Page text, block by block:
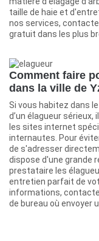
taille de haie et
nos services,
gratuit dans les plus
Comment faire
dans la ville de
Si vous habitez dans
d’un élagueur
les sites internet
internautes. Pour
de s'adresser
dispose d'une grande
prestataire les
entretien parfait de
informations,
de bureau où envoyer